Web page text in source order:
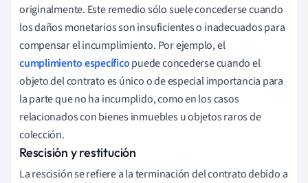
originalmente. Este remedio sólo suele concederse cuando
los daños monetarios son insuficientes o inadecuados para
compensar el incumplimiento. Por ejemplo, el
cumplimiento específicopuede concederse cuando el
objeto del contrato es único o de especial importancia para
la parte que no ha incumplido, como en los casos
relacionados con bienes inmuebles u objetos raros de
colección.
Rescisión y restitución
La rescisión se refiere a la terminación del contrato debido a